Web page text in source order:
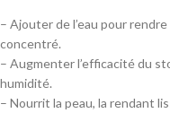
– Ajouter de l’eau pour
concentré.
– Augmenter l’efficacité du
humidité.
– Nourrit la peau, la rendant